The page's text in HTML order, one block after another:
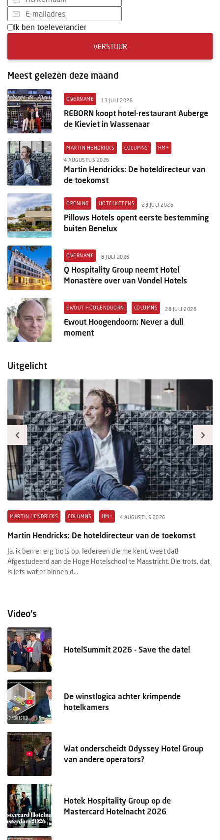
Ik ben toeleverancier
VERSTUUR
Meest gelezen deze maand
OVERNAME 13 JULI 2026
REBORN koopt hotel-restaurant Auberge
de Kieviet in Wassenaar
MARTIN HENDRICKS COLUMNS HM+
4 AUGUSTUS 2026
Martin Hendricks: De hoteldirecteur van
de toekomst
OPENING HOTELKETENS 23 JULI 2026
Pillows Hotels opent eerste bestemming
buiten Benelux
OVERNAME 8 JULI 2026
Q Hospitality Group neemt Hotel
Monastère over van Vondel Hotels
EWOUT HOOGENDOORN COLUMNS 28 JULI 2026
Ewout Hoogendoorn: Never a dull
moment
Uitgelicht
MARTIN HENDRICKS COLUMNS HM+ 4 AUGUSTUS 2026
Martin Hendricks: De hoteldirecteur van de toekomst
Ja, ik ben er erg trots op. Iedereen die me kent, weet dat!
Afgestudeerd aan de Hoge Hotelschool te Maastricht. Die trots, dat
is iets wat er binnen d...
Video's
HotelSummit 2026 - Save the date!
De winstlogica achter krimpende
hotelkamers
Wat onderscheidt Odyssey Hotel Group
van andere operators?
Hotek Hospitality Group op de
Mastercard Hotelnacht 2026